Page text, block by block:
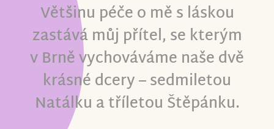
Většinu péče o mě s láskou
zastává můj přítel, se kterým
v Brně vychováváme naše dvě
krásné dcery – sedmiletou
Natálku a tříletou Štěpánku.